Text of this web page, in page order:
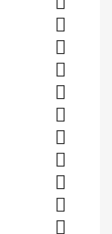









